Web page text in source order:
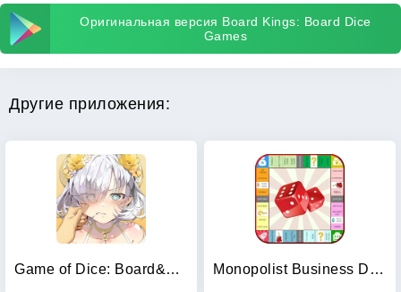
Оригинальная версия Board Kings: Board Dice
Games
Другие приложения:
Game of Dice: Board&Card&Anime Monopolist Business Dice Board